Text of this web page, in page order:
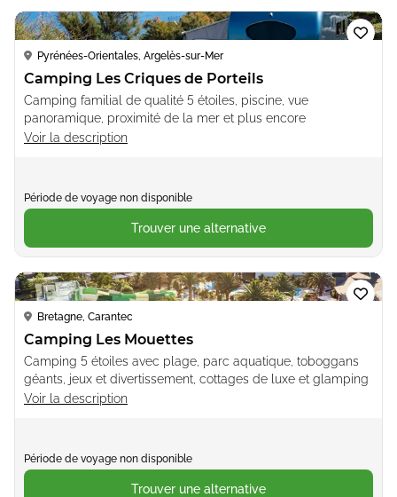
Loading...
Pyrénées-Orientales, Argelès-sur-Mer
Camping Les Criques de Porteils
Camping familial de qualité 5 étoiles, piscine, vue
panoramique, proximité de la mer et plus encore
Voir la description
Période de voyage non disponible
Trouver une alternative
Loading...
Bretagne, Carantec
Camping Les Mouettes
Camping 5 étoiles avec plage, parc aquatique, toboggans
géants, jeux et divertissement, cottages de luxe et glamping
Voir la description
Période de voyage non disponible
Trouver une alternative